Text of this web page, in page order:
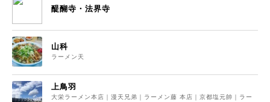
醍醐寺・法界寺
山科
ラーメン天
上鳥羽
大栄ラーメン本店｜漫天兄弟｜ラーメン藤 本店｜京都塩元帥｜ラー